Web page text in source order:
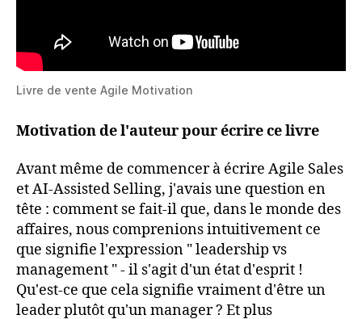
Livre de vente Agile Motivation
Motivation de l'auteur pour écrire ce livre
Avant même de commencer à écrire Agile Sales
et AI-Assisted Selling, j'avais une question en
tête : comment se fait-il que, dans le monde des
affaires, nous comprenions intuitivement ce
que signifie l'expression " leadership vs
management " - il s'agit d'un état d'esprit !
Qu'est-ce que cela signifie vraiment d'être un
leader plutôt qu'un manager ? Et plus